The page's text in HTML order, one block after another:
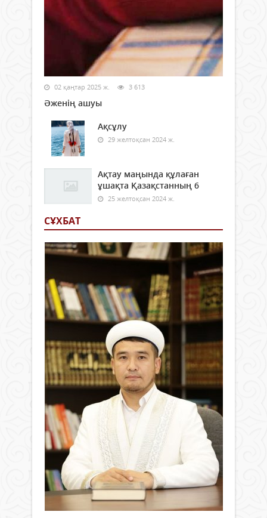
02 қаңтар 2025 ж. 3 613
Әженің ашуы
Ақсұлу
29 желтоқсан 2024 ж.
Ақтау маңында құлаған
ұшақта Қазақстанның 6
25 желтоқсан 2024 ж.
СҰХБАТ